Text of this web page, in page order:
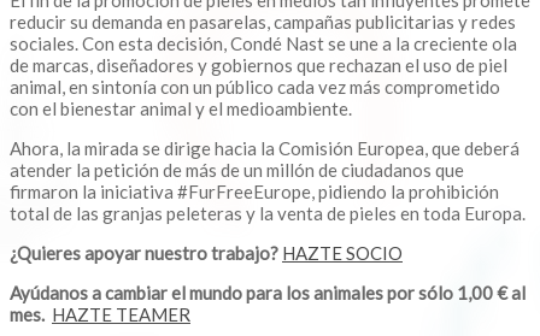
reducir su demanda en pasarelas, campañas publicitarias y redes
sociales. Con esta decisión, Condé Nast se une a la creciente ola
de marcas, diseñadores y gobiernos que rechazan el uso de piel
animal, en sintonía con un público cada vez más comprometido
con el bienestar animal y el medioambiente.
Ahora, la mirada se dirige hacia la Comisión Europea, que deberá
atender la petición de más de un millón de ciudadanos que
firmaron la iniciativa #FurFreeEurope, pidiendo la prohibición
total de las granjas peleteras y la venta de pieles en toda Europa.
¿Quieres apoyar nuestro trabajo? HAZTE SOCIO
Ayúdanos a cambiar el mundo para los animales por sólo 1,00 € al
mes. HAZTE TEAMER